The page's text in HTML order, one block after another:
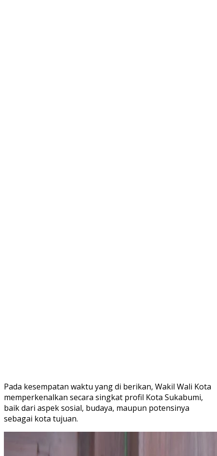
Pada kesempatan waktu yang di berikan, Wakil Wali Kota
memperkenalkan secara singkat profil Kota Sukabumi,
baik dari aspek sosial, budaya, maupun potensinya
sebagai kota tujuan.